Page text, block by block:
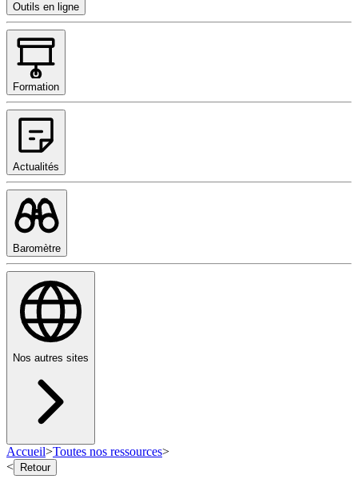
Outils en ligne
Formation
Actualités
Baromètre
Nos autres sites
Accueil>Toutes nos ressources>
<
Retour